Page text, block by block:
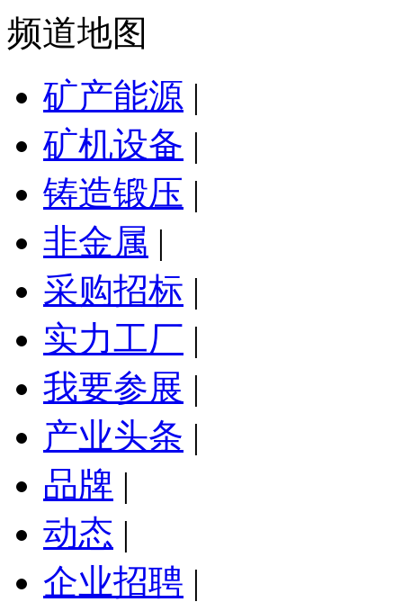
频道地图
矿产能源 |
矿机设备 |
铸造锻压 |
非金属 |
采购招标 |
实力工厂 |
我要参展 |
产业头条 |
品牌 |
动态 |
企业招聘 |